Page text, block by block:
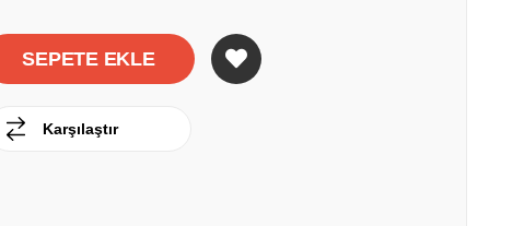
Karşılaştır